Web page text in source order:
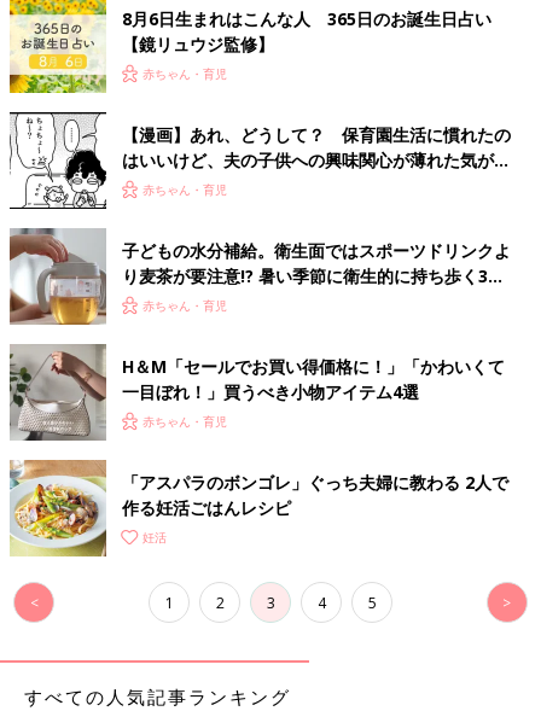
8月6日生まれはこんな人 365日のお誕生日占い
【鏡リュウジ監修】
赤ちゃん・育児
【漫画】あれ、どうして？ 保育園生活に慣れたの
はいいけど、夫の子供への興味関心が薄れた気がす
る……！『ふうふう子育て ＃91』
赤ちゃん・育児
子どもの水分補給。衛生面ではスポーツドリンクよ
り麦茶が要注意!? 暑い季節に衛生的に持ち歩く3つ
のコツとは？【専門家監修】
赤ちゃん・育児
H＆М「セールでお買い得価格に！」「かわいくて
一目ぼれ！」買うべき小物アイテム4選
赤ちゃん・育児
「アスパラのボンゴレ」ぐっち夫婦に教わる 2人で
作る妊活ごはんレシピ
妊活
< 1 2 3 4 5 >
すべての人気記事ランキング